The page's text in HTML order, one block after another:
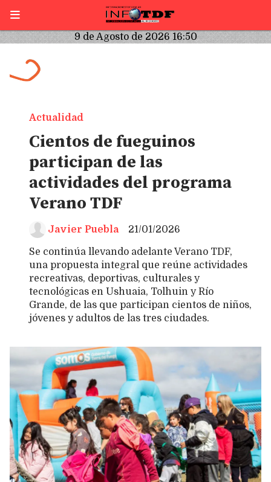
9 de Agosto de 2026 16:50
Cientos de fueguinos
participan de las
actividades del programa
Verano TDF
Se continúa llevando adelante Verano TDF,
una propuesta integral que reúne actividades
recreativas, deportivas, culturales y
tecnológicas en Ushuaia, Tolhuin y Río
Grande, de las que participan cientos de niños,
jóvenes y adultos de las tres ciudades.
Actualidad
21/01/2026
Javier Puebla